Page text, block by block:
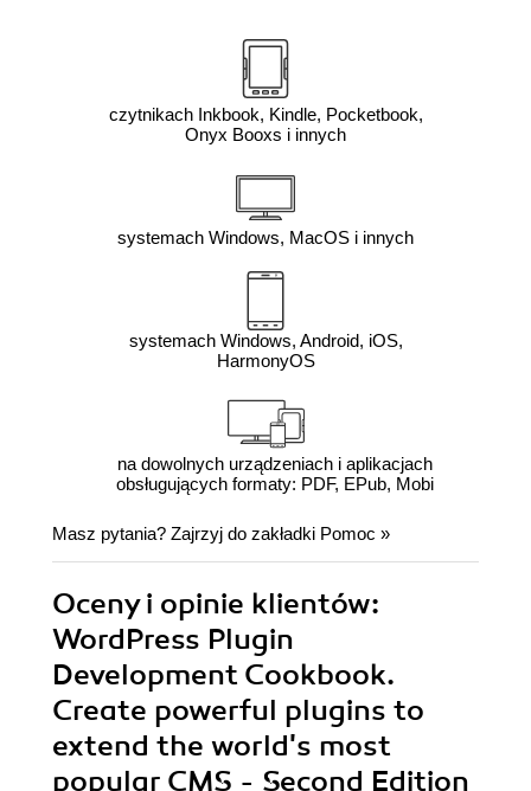
czytnikach Inkbook, Kindle, Pocketbook,
Onyx Booxs i innych
systemach Windows, MacOS i innych
systemach Windows, Android, iOS,
HarmonyOS
na dowolnych urządzeniach i aplikacjach
obsługujących formaty: PDF, EPub, Mobi
Masz pytania? Zajrzyj do zakładki Pomoc »
Oceny i opinie klientów:
WordPress Plugin
Development Cookbook.
Create powerful plugins to
extend the world's most
popular CMS - Second Edition